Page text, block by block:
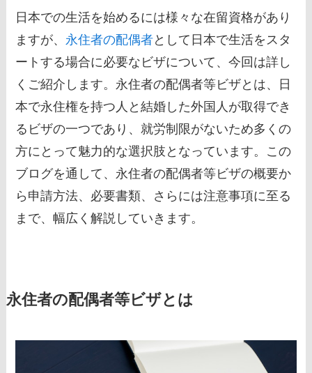
日本での生活を始めるには様々な在留資格があり
ますが、 永住者の配偶者として日本で生活をスタ
ートする場合に必要なビザについて、今回は詳し
くご紹介します。永住者の配偶者等ビザとは、日
本で永住権を持つ人と結婚した外国人が取得でき
るビザの一つであり、就労制限がないため多くの
方にとって魅力的な選択肢となっています。この
ブログを通して、永住者の配偶者等ビザの概要か
ら申請方法、必要書類、さらには注意事項に至る
まで、幅広く解説していきます。
永住者の配偶者等ビザとは